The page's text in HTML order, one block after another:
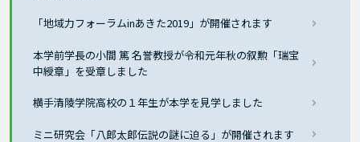
「地域力フォーラムinあきた2019」が開催されます
本学前学長の小間 篤 名誉教授が令和元年秋の叙勲「瑞宝
中綬章」を受章しました
横手清陵学院高校の１年生が本学を見学しました
ミニ研究会「八郎太郎伝説の謎に迫る」が開催されます